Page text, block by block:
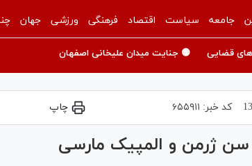
جامعه سیاست اقتصاد فرهنگی ورزشی جهان
قضایی 🟡 جنایت میدان علیخانی اصفهان
کد خبر: ۶۵۵۹۱۱ چاپ
سن ژرمن و المپیک مارسی